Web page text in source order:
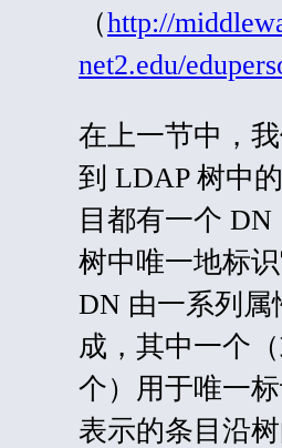
（http://
net2.edu/
在上一节中，
到 LDAP 树中
目都有一个 DN
树中唯一地标识
DN 由一系列属
成，其中一个
个）用于唯一
表示的条目沿